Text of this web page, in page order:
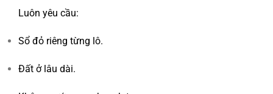
Luôn yêu cầu:
Sổ đỏ riêng từng lô.
Đất ở lâu dài.